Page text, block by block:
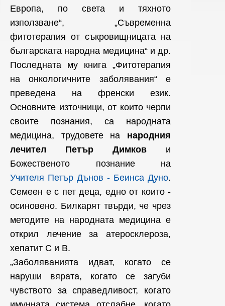
Европа, по света и тяхното
използване“, „Съвременна
фитотерапия от съкровищницата на
българската народна медицина“ и др.
Последната му книга „Фитотерапия
на онкологичните заболявания“ е
преведена на френски език.
Основните източници, от които черпи
своите познания, са народната
медицина, трудовете на народния
лечител Петър Димков и
Божественото познание на
Учителя Петър Дънов - Беинса Дуно.
Семеен е с пет деца, едно от които -
осиновено. Билкарят твърди, че чрез
методите на народната медицина е
открил лечение за атеросклероза,
хепатит С и В.
„Заболяванията идват, когато се
наруши вярата, когато се загуби
чувството за справедливост, когато